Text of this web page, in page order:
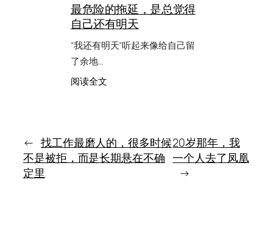
做，
而
一
着
有
影
响
力
往
杂
问
最危险的拖延，是总觉得
自己还有明天
“我还有明天”听起来像给自己留
了余地…
阅读全文：
拖
延，
是
← 找工作最磨人的，很多时候
不是被拒，而是长期悬在不确
定里
20岁那年，我
一个人去了凤凰
→